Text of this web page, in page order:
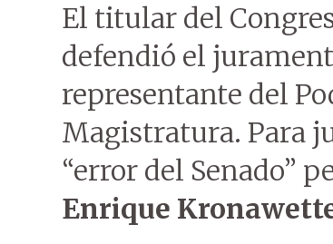
El titular del
defendió el
representante del
Magistratura. Para
“error del Senado”
Enrique